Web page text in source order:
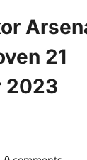
21
2023